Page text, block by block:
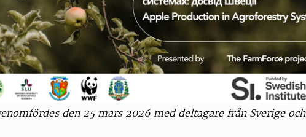
den 25 mars 2026 med deltagare från Sverige och